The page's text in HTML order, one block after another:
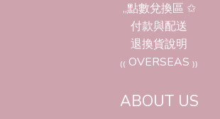
,,點數兌換區 ✩
付款與配送
退換貨說明
₍₍ OVERSEAS ₎₎
ABOUT US